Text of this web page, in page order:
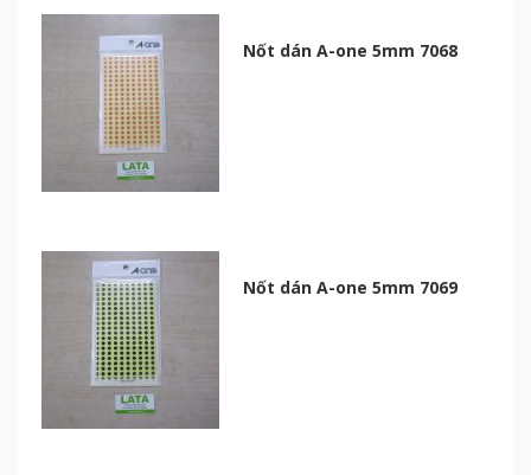
Nốt dán A-one 5mm 7068
Nốt dán A-one 5mm 7069